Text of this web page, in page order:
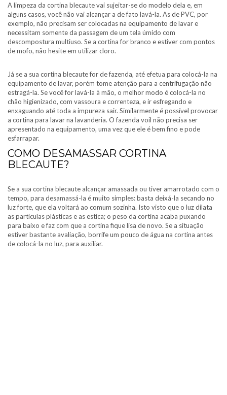
A limpeza da cortina blecaute vai sujeitar-se do modelo dela e, em
alguns casos, você não vai alcançar a de fato lavá-la. As de PVC, por
exemplo, não precisam ser colocadas na equipamento de lavar e
necessitam somente da passagem de um tela úmido com
descompostura multiuso. Se a cortina for branco e estiver com pontos
de mofo, não hesite em utilizar cloro.
Já se a sua cortina blecaute for de fazenda, até efetua para colocá-la na
equipamento de lavar, porém tome atenção para a centrifugação não
estragá-la. Se você for lavá-la à mão, o melhor modo é colocá-la no
chão higienizado, com vassoura e correnteza, e ir esfregando e
enxaguando até toda a impureza sair. Similarmente é possível provocar
a cortina para lavar na lavanderia. O fazenda voil não precisa ser
apresentado na equipamento, uma vez que ele é bem fino e pode
esfarrapar.
COMO DESAMASSAR CORTINA
BLECAUTE?
Se a sua cortina blecaute alcançar amassada ou tiver amarrotado com o
tempo, para desamassá-la é muito simples: basta deixá-la secando no
luz forte, que ela voltará ao comum sozinha. Isto visto que o luz dilata
as partículas plásticas e as estica; o peso da cortina acaba puxando
para baixo e faz com que a cortina fique lisa de novo. Se a situação
estiver bastante avaliação, borrife um pouco de água na cortina antes
de colocá-la no luz, para auxiliar.